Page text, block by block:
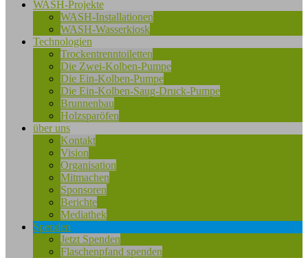
Leben
e.V.
WASH-Projekte
WASH-Installationen
WASH-Wasserkiosk
Technologien
Trockentrenntoiletten
Die Zwei-Kolben-Pumpe
Die Ein-Kolben-Pumpe
Die Ein-Kolben-Saug-Druck-Pumpe
Brunnenbau
Holzsparöfen
über uns
Kontakt
Vision
Organisation
Mitmachen
Sponsoren
Berichte
Mediathek
Spenden
Jetzt Spenden
Flaschenpfand spenden